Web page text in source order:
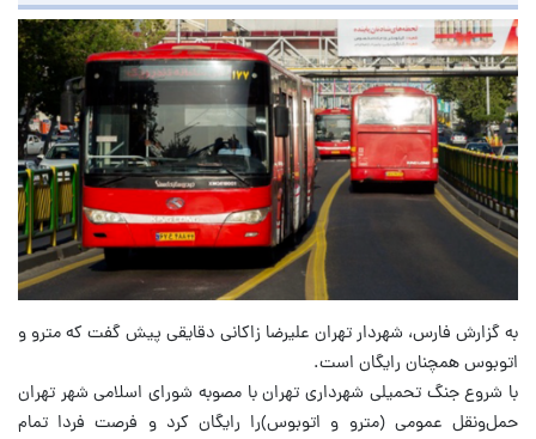
به گزارش فارس، شهردار تهران علیرضا زاکانی دقایقی پیش گفت که مترو و
اتوبوس همچنان رایگان است.
با شروع جنگ تحمیلی شهرداری تهران با مصوبه شورای اسلامی شهر تهران
حمل‌ونقل عمومی (مترو و اتوبوس)را رایگان کرد و فرصت فردا تمام